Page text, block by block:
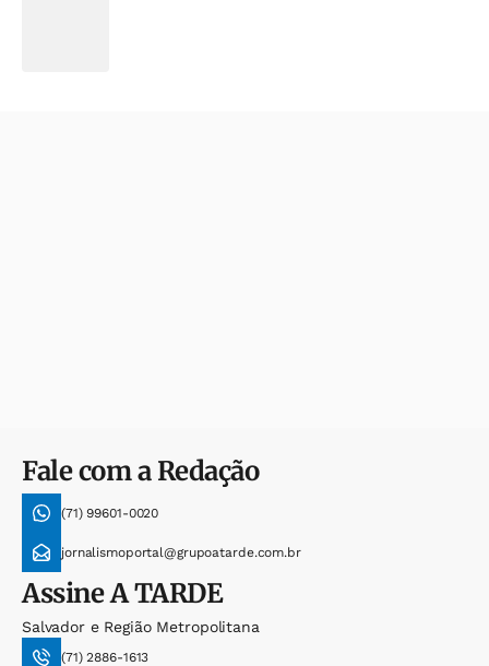
Fale com a Redação
(71) 99601-0020
jornalismoportal@grupoatarde.com.br
AssineA TARDE
Salvador e Região Metropolitana
(71) 2886-1613